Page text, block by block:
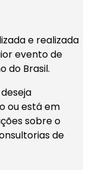
e realizada
evento de
do Brasil.
ou está em
sobre o
de